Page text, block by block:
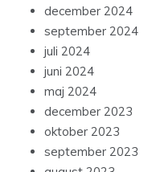
december 2024
september 2024
juli 2024
juni 2024
maj 2024
december 2023
oktober 2023
september 2023